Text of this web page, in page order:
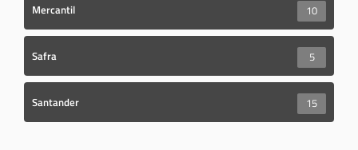
Mercantil 10
Safra 5
Santander 15